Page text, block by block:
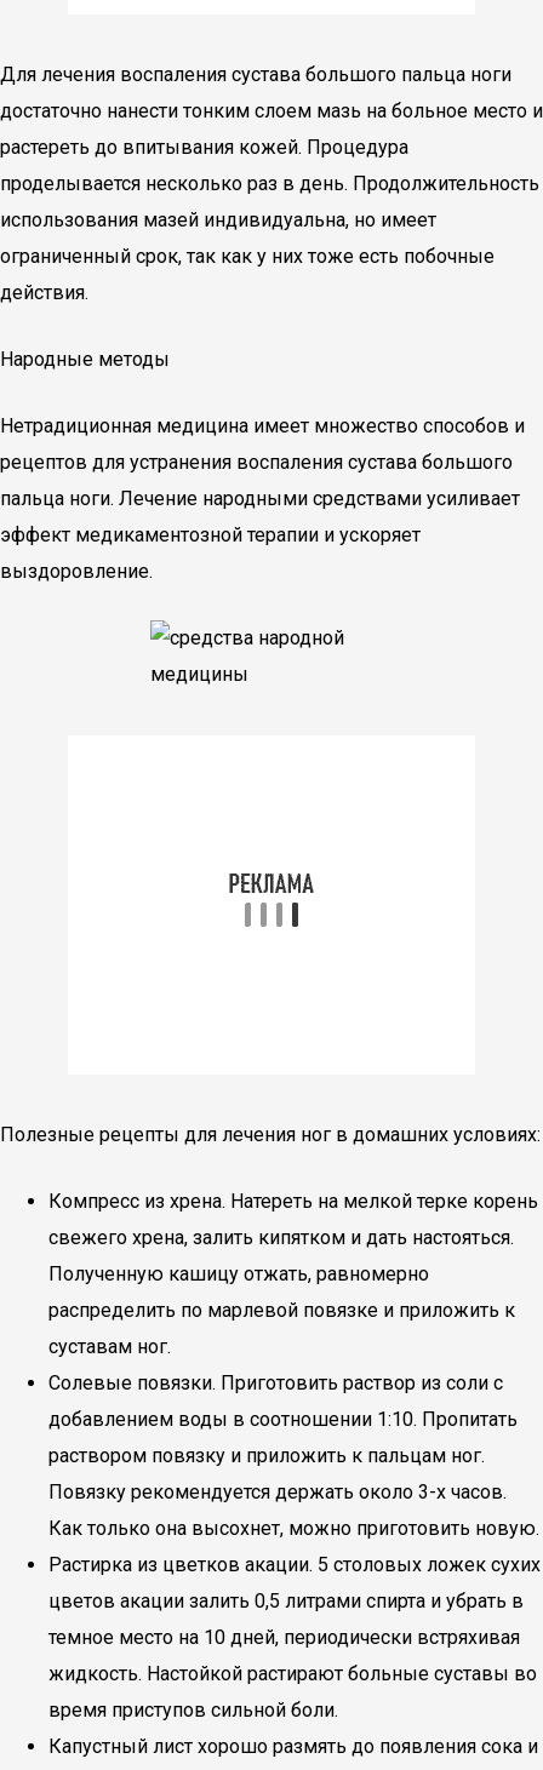
Для лечения воспаления сустава большого пальца ноги
достаточно нанести тонким слоем мазь на больное место и
растереть до впитывания кожей. Процедура
проделывается несколько раз в день. Продолжительность
использования мазей индивидуальна, но имеет
ограниченный срок, так как у них тоже есть побочные
действия.
Народные методы
Нетрадиционная медицина имеет множество способов и
рецептов для устранения воспаления сустава большого
пальца ноги. Лечение народными средствами усиливает
эффект медикаментозной терапии и ускоряет
выздоровление.
Полезные рецепты для лечения ног в домашних условиях:
Компресс из хрена. Натереть на мелкой терке корень
свежего хрена, залить кипятком и дать настояться.
Полученную кашицу отжать, равномерно
распределить по марлевой повязке и приложить к
суставам ног.
Солевые повязки. Приготовить раствор из соли с
добавлением воды в соотношении 1:10. Пропитать
раствором повязку и приложить к пальцам ног.
Повязку рекомендуется держать около 3-х часов.
Как только она высохнет, можно приготовить новую.
Растирка из цветков акации. 5 столовых ложек сухих
цветов акации залить 0,5 литрами спирта и убрать в
темное место на 10 дней, периодически встряхивая
жидкость. Настойкой растирают больные суставы во
время приступов сильной боли.
Капустный лист хорошо размять до появления сока и